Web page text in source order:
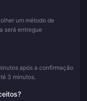
um método de
será entregue
após a confirmação
3 minutos.